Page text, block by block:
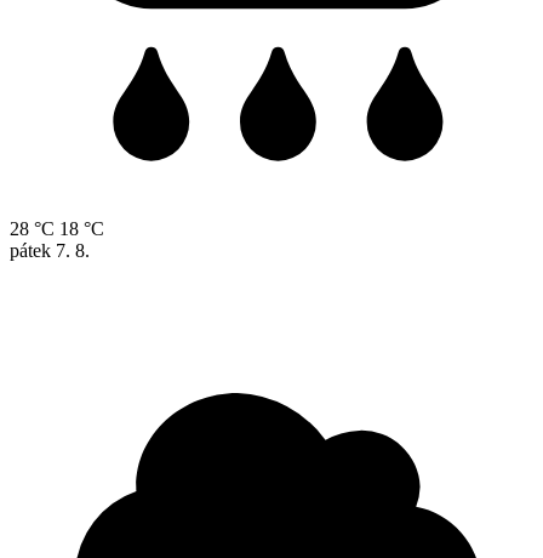
28 °C 18 °C
pátek 7. 8.